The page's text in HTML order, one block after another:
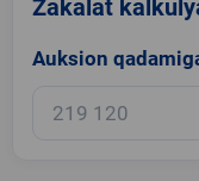
Zakalat
Auksion